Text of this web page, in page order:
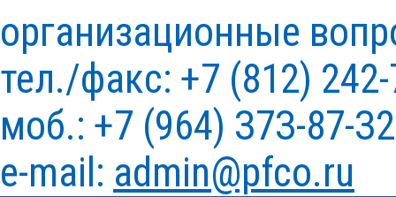
организационные
тел./факс: +7 (812)
моб.: +7 (964) З7З-87-З2
e-mail: admin@pfco.ru